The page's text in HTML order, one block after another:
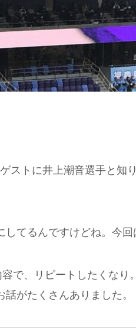
ストに井上潮音選手と知
てるんですけどね。今回
で、リピートしたくなり
がたくさんありました。